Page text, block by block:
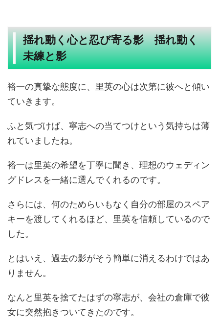
揺れ動く心と忍び寄る影 揺れ動く
未練と影
裕一の真摯な態度に、里英の心は次第に彼へと傾い
ていきます。
ふと気づけば、寧志への当てつけという気持ちは薄
れていましたね。
裕一は里英の希望を丁寧に聞き、理想のウェディン
グドレスを一緒に選んでくれるのです。
さらには、何のためらいもなく自分の部屋のスペア
キーを渡してくれるほど、里英を信頼しているので
した。
とはいえ、過去の影がそう簡単に消えるわけではあ
りません。
なんと里英を捨てたはずの寧志が、会社の倉庫で彼
女に突然抱きついてきたのです。